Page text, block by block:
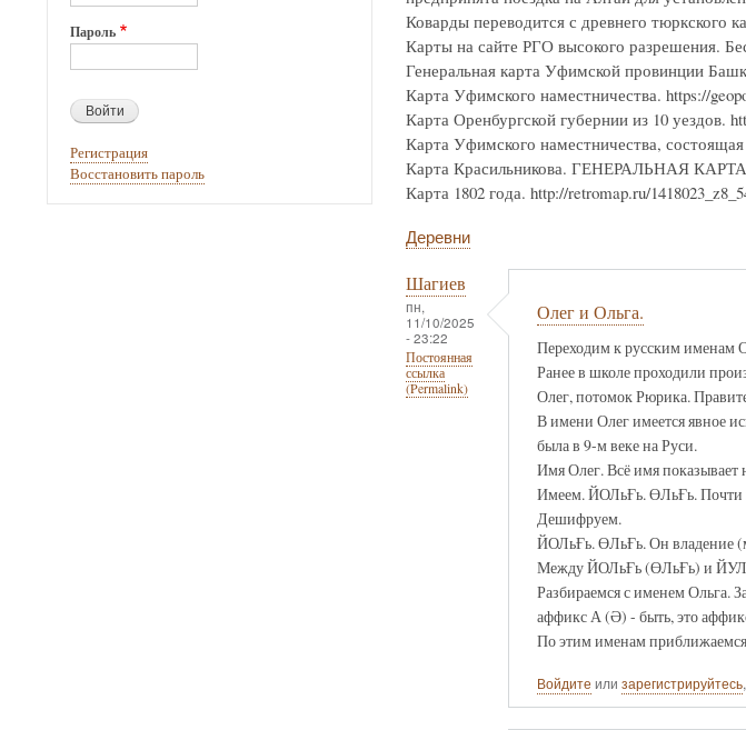
Коварды переводится с древнего тюркского
Карты на сайте РГО высокого разрешения.
Генеральная карта Уфимской провинции
Карта Уфимского наместничества. https://
Карта Оренбургской губернии из 10 уездов.
Карта Уфимского наместничества, состоящая
Карта Красильникова. ГЕНЕРАЛЬНАЯ
Карта 1802 года. http://retromap.ru/
Деревни
Шагиев
пн,
11/10/2025
- 23:22
Постоянная
ссылка
(Permalink)
Олег и Ольга.
Переходим к русским именам
Ранее в школе проходили
Олег, потомок Рюрика.
В имени Олег имеется явное
была в 9-м веке на Руси.
Имя Олег. Всё имя
Имеем. ЙОЛьҒь. ӨЛьҒь. Почти
Дешифруем.
ЙОЛьҒь. ӨЛьҒь. Он владение
Между ЙОЛьҒь (ӨЛьҒь) и
Разбираемся с именем Ольга.
аффикс А (Ә) - быть, это
По этим именам
Войдите или зарегистрируйтесь
Пароль
Регистрация
Восстановить пароль